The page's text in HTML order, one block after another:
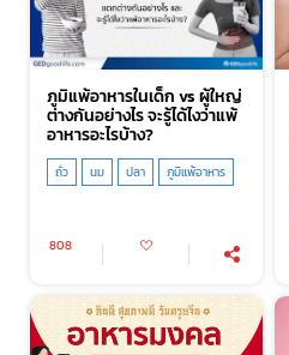
ภูมิแพ้อาหารในเด็ก vs ผู้ใหญ่
ต่างกันอย่างไร จะรู้ได้ไงว่าแพ้
อาหารอะไรบ้าง?
ถั่ว นม ปลา ภูมิแพ้อาหาร
808